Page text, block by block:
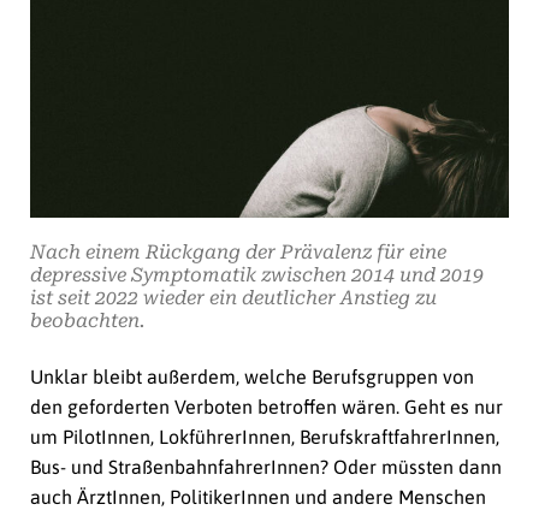
Nach einem Rückgang der Prävalenz für eine
depressive Symptomatik zwischen 2014 und 2019
ist seit 2022 wieder ein deutlicher Anstieg zu
beobachten.
Unklar bleibt außerdem, welche Berufsgruppen von
den geforderten Verboten betroffen wären. Geht es nur
um PilotInnen, LokführerInnen, BerufskraftfahrerInnen,
Bus- und StraßenbahnfahrerInnen? Oder müssten dann
auch ÄrztInnen, PolitikerInnen und andere Menschen